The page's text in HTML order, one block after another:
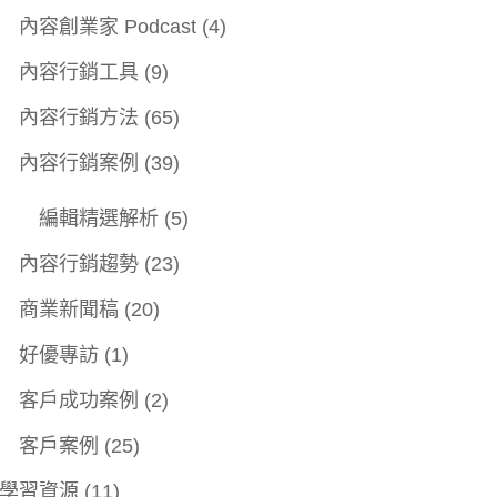
內容創業家 Podcast (4)
內容行銷工具 (9)
內容行銷方法 (65)
內容行銷案例 (39)
編輯精選解析 (5)
內容行銷趨勢 (23)
商業新聞稿 (20)
好優專訪 (1)
客戶成功案例 (2)
客戶案例 (25)
學習資源 (11)